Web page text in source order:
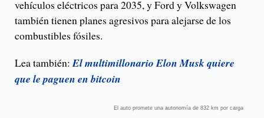
vehículos eléctricos para 2035, y Ford y Volkswagen
también tienen planes agresivos para alejarse de los
combustibles fósiles.
Lea también:El multimillonario Elon Musk quiere
que le paguen en bitcoin
El auto promete una autonomía de 832 km por carga